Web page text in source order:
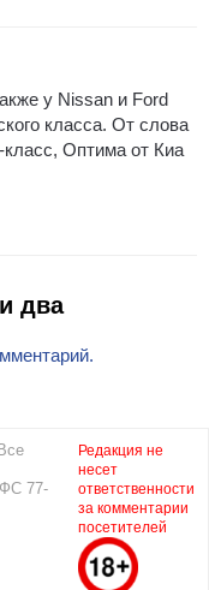
у Nissan и Ford
класса. От слова
Оптима от Киа
два
77-
Редакция не
несет
ответственности
за комментарии
посетителей